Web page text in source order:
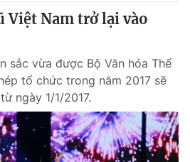
Việt Nam trở lại vào
sắc vừa được Bộ Văn hóa Thể
tổ chức trong năm 2017 sẽ
ngày 1/1/2017.